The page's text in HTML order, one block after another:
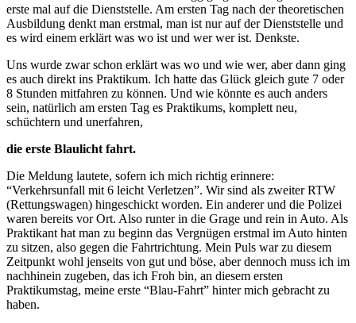
erste mal auf die Dienststelle. Am ersten Tag nach der theoretischen
Ausbildung denkt man erstmal, man ist nur auf der Dienststelle und
es wird einem erklärt was wo ist und wer wer ist. Denkste.
Uns wurde zwar schon erklärt was wo und wie wer, aber dann ging
es auch direkt ins Praktikum. Ich hatte das Glück gleich gute 7 oder
8 Stunden mitfahren zu können. Und wie könnte es auch anders
sein, natürlich am ersten Tag es Praktikums, komplett neu,
schüchtern und unerfahren,
die erste Blaulicht fahrt.
Die Meldung lautete, sofern ich mich richtig erinnere:
“Verkehrsunfall mit 6 leicht Verletzen”. Wir sind als zweiter RTW
(Rettungswagen) hingeschickt worden. Ein anderer und die Polizei
waren bereits vor Ort. Also runter in die Grage und rein in Auto. Als
Praktikant hat man zu beginn das Vergnügen erstmal im Auto hinten
zu sitzen, also gegen die Fahrtrichtung. Mein Puls war zu diesem
Zeitpunkt wohl jenseits von gut und böse, aber dennoch muss ich im
nachhinein zugeben, das ich Froh bin, an diesem ersten
Praktikumstag, meine erste “Blau-Fahrt” hinter mich gebracht zu
haben.